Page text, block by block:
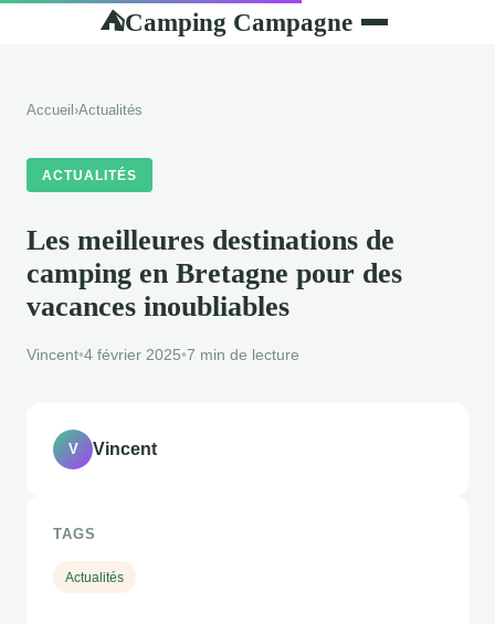
⛺Camping Campagne
Accueil ›Actualités
ACTUALITÉS
Les meilleures destinations de
camping en Bretagne pour des
vacances inoubliables
Vincent•4 février 2025•7 min de lecture
V Vincent
TAGS
Actualités